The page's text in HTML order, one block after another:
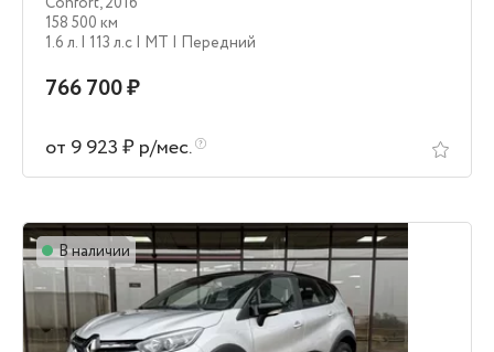
158 500 км
1.6 л. | 113 л.c | MT | Передний
766 700 ₽
от 9 923 ₽ р/мес.
В наличии